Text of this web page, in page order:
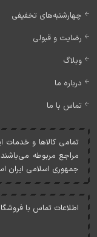
چهارشنبه‌های تخفیفی
رضایت و قبولی
وبلاگ
درباره ما
تماس با ما
تمامی کالاها و خدمات
مراجع مربوطه
جمهوری اسلامی ايران
اطلاعات تماس با